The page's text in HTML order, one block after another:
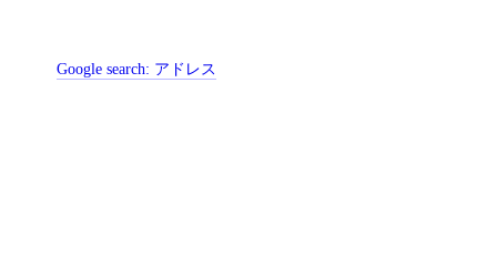
Google search: アドレス